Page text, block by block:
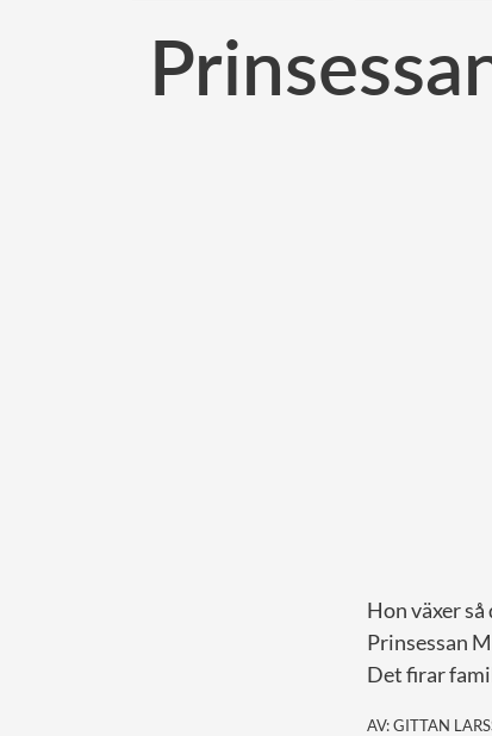
Hon växer så
Prinsessan
Det firar
AV: GITTAN